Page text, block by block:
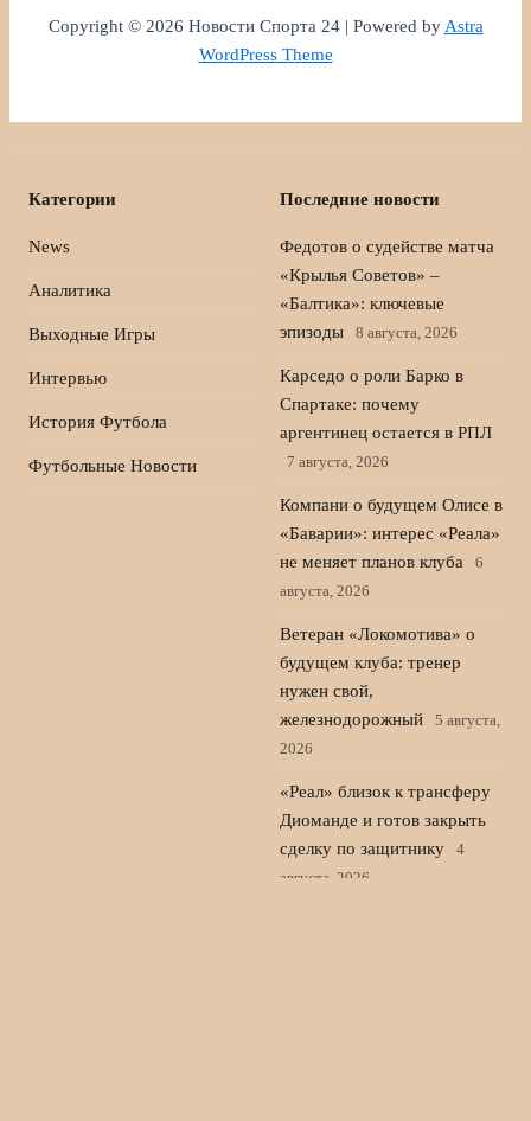
Copyright © 2026 Новости Спорта 24 | Powered byAstra
WordPress Theme
Категории
News
Аналитика
Выходные Игры
Интервью
История Футбола
Футбольные Новости
Последние новости
Федотов о судействе матча
«Крылья Советов» –
«Балтика»: ключевые
эпизоды
8 августа, 2026
Карседо о роли Барко в
Спартаке: почему
аргентинец остается в РПЛ
7 августа, 2026
Компани о будущем Олисе в
«Баварии»: интерес «Реала»
не меняет планов клуба
6
августа, 2026
Ветеран «Локомотива» о
будущем клуба: тренер
нужен свой,
железнодорожный
5 августа,
2026
«Реал» близок к трансферу
Диоманде и готов закрыть
сделку по защитнику
4
августа, 2026